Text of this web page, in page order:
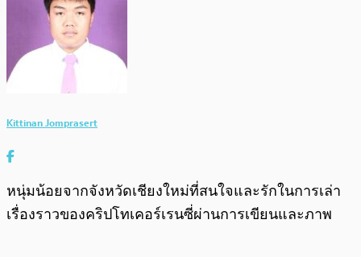
Kittinan Jomprasert
หนุ่มน้อยจากจังหวัดเชียงใหม่ที่สนใจและรักในการเล่า
เรื่องราวของคริปโทเคอร์เรนซี่ผ่านการเขียนและภาพ